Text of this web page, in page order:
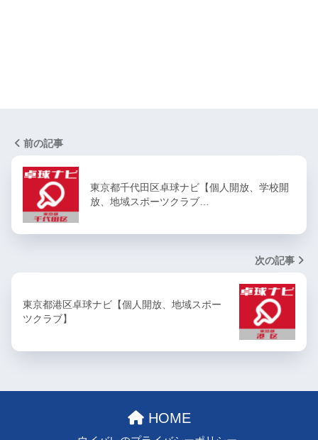
前の記事
東京都千代田区卓球ナビ【個人開放、学校開
放、地域スポーツクラブ…
次の記事
東京都港区卓球ナビ【個人開放、地域スポー
ツクラブ】
HOME